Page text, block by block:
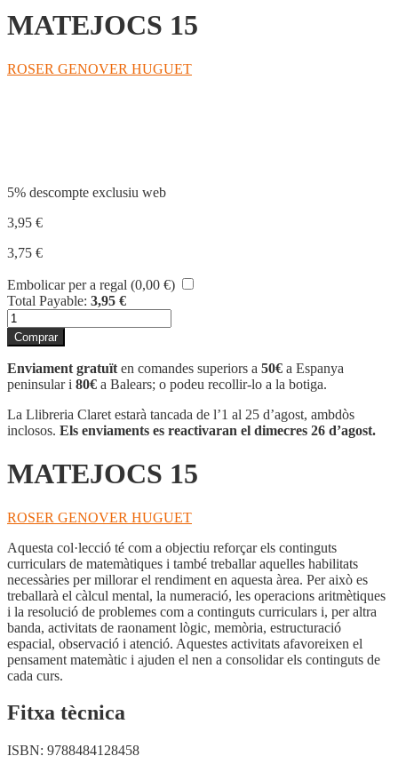
MATEJOCS 15
ROSER GENOVER HUGUET
5% descompte exclusiu web
3,95 €
3,75 €
Embolicar per a regal (0,00 €)
Total Payable: 3,95 €
quantitat
de
MATEJOCS
15
Comprar
Enviament gratuït en comandes superiors a 50€ a Espanya
peninsular i 80€ a Balears; o podeu recollir-lo a la botiga.
La Llibreria Claret estarà tancada de l’1 al 25 d’agost, ambdòs
inclosos. Els enviaments es reactivaran el dimecres 26 d’agost.
MATEJOCS 15
ROSER GENOVER HUGUET
Aquesta col·lecció té com a objectiu reforçar els continguts
curriculars de matemàtiques i també treballar aquelles habilitats
necessàries per millorar el rendiment en aquesta àrea. Per això es
treballarà el càlcul mental, la numeració, les operacions aritmètiques
i la resolució de problemes com a continguts curriculars i, per altra
banda, activitats de raonament lògic, memòria, estructuració
espacial, observació i atenció. Aquestes activitats afavoreixen el
pensament matemàtic i ajuden el nen a consolidar els continguts de
cada curs.
Fitxa tècnica
ISBN: 9788484128458